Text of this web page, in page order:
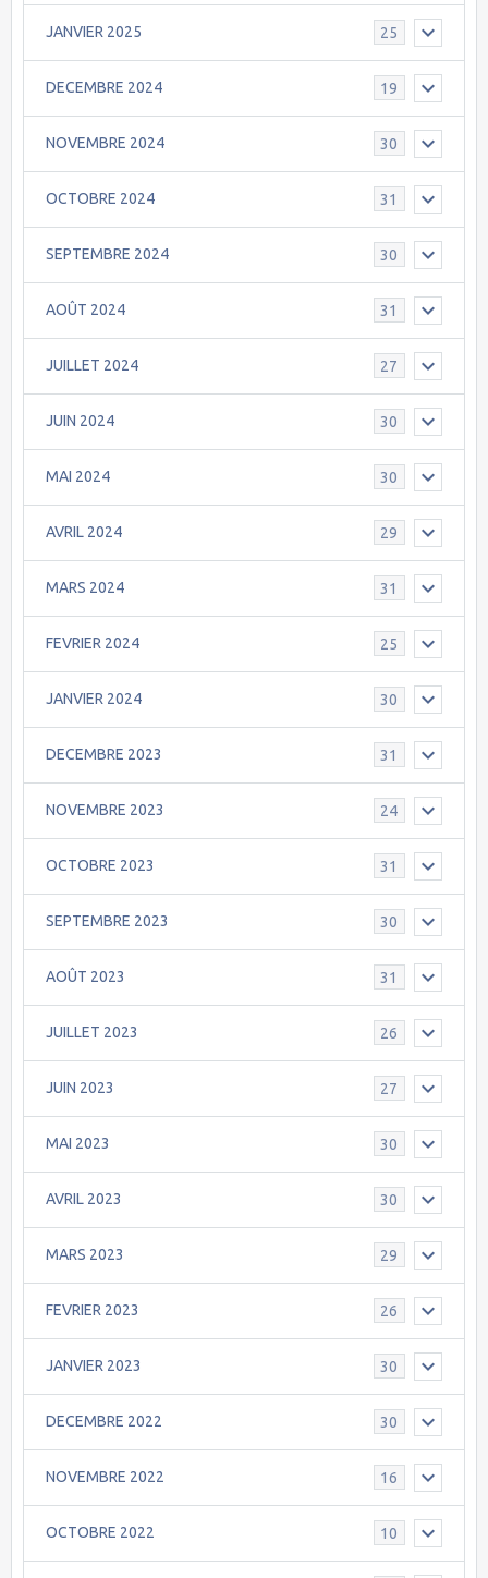
JANVIER 2025 25
DECEMBRE 2024 19
NOVEMBRE 2024 30
OCTOBRE 2024 31
SEPTEMBRE 2024 30
AOÛT 2024 31
JUILLET 2024 27
JUIN 2024 30
MAI 2024 30
AVRIL 2024 29
MARS 2024 31
FEVRIER 2024 25
JANVIER 2024 30
DECEMBRE 2023 31
NOVEMBRE 2023 24
OCTOBRE 2023 31
SEPTEMBRE 2023 30
AOÛT 2023 31
JUILLET 2023 26
JUIN 2023 27
MAI 2023 30
AVRIL 2023 30
MARS 2023 29
FEVRIER 2023 26
JANVIER 2023 30
DECEMBRE 2022 30
NOVEMBRE 2022 16
OCTOBRE 2022 10